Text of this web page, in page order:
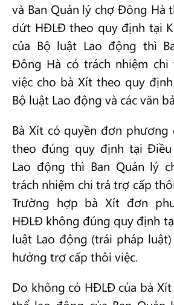
và Ban Quản lý chợ Đông Hà
dứt HĐLĐ theo quy định tại
của Bộ luật Lao động thì
Đông Hà có trách nhiệm
việc cho bà Xít theo quy
Bộ luật Lao động và các văn
Bà Xít có quyền đơn
theo đúng quy định tại
Lao động thì Ban Quản lý
trách nhiệm chi trả trợ cấp
Trường hợp bà Xít đơn
HĐLĐ không đúng quy định
luật Lao động (trái pháp
hưởng trợ cấp thôi việc.
Do không có HĐLĐ của bà